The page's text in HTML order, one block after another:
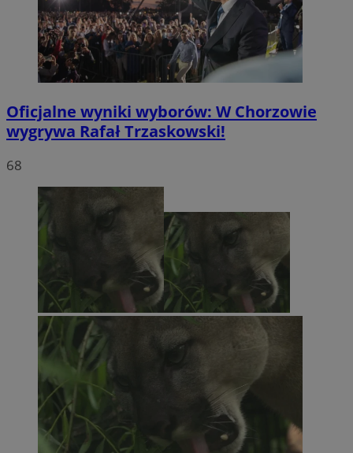
Oficjalne wyniki wyborów: W Chorzowie
wygrywa Rafał Trzaskowski!
68